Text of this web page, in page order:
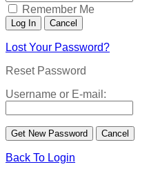
Remember Me
Lost Your Password?
Reset Password
Username or E-mail:
Back To Login